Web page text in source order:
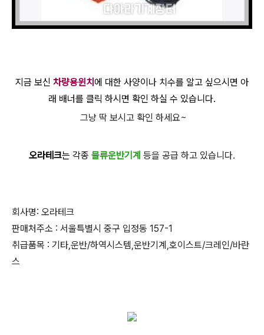
지금 보신 차량용윈치에 대한 사양이나 치수를 알고 싶으시면 아
래 배너를 클릭 하시면 확인 하실 수 있습니다.
그냥 딱 보시고 확인 하세요~
오라테크는 각종 물류운반기계 등을 공급 하고 있습니다.
회사명: 오라테크
판매처주소 : 서울특별시 중구 입정동 157-1
취급품목 : 기타,운반/하역시스템,운반기계,호이스트/크레인/바란
스